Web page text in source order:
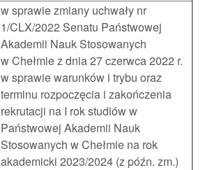
w sprawie zmiany uchwały nr
1/CLX/2022 Senatu Państwowej
Akademii Nauk Stosowanych
w Chełmie z dnia 27 czerwca 2022 r.
w sprawie warunków i trybu oraz
terminu rozpoczęcia i zakończenia
rekrutacji na I rok studiów w
Państwowej Akademii Nauk
Stosowanych w Chełmie na rok
akademicki 2023/2024 (z późn. zm.)